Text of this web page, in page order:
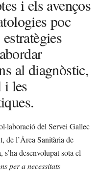
i els avenços
poc
al diagnòstic,
i les
del Servei Gallec
de l’Àrea Sanitària de
desenvolupat sota el
per a necessitats